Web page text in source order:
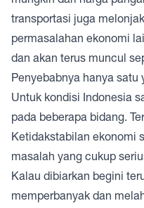
transportasi juga
permasalahan ekonomi
dan akan terus muncul
Penyebabnya hanya satu
Untuk kondisi Indonesia
pada beberapa bidang.
Ketidakstabilan ekonomi
masalah yang cukup
Kalau dibiarkan begini
memperbanyak dan